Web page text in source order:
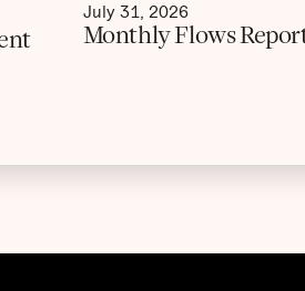
July 31, 2026
Monthly Flows